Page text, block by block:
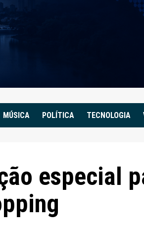
MÚSICA POLÍTICA TECNOLOGIA
especial